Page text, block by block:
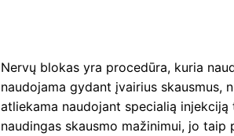
Nervų blokas yra procedūra, kuria
naudojama gydant įvairius skausmus,
atliekama naudojant specialią
naudingas skausmo mažinimui, jo